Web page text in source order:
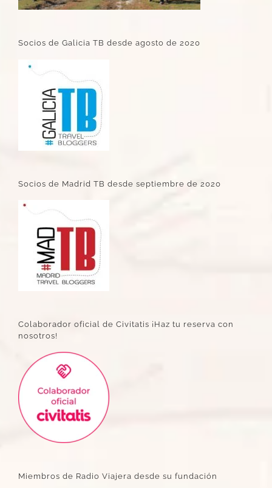
Socios de Galicia TB desde agosto de 2020
Socios de Madrid TB desde septiembre de 2020
Colaborador oficial de Civitatis ¡Haz tu reserva con
nosotros!
Miembros de Radio Viajera desde su fundación